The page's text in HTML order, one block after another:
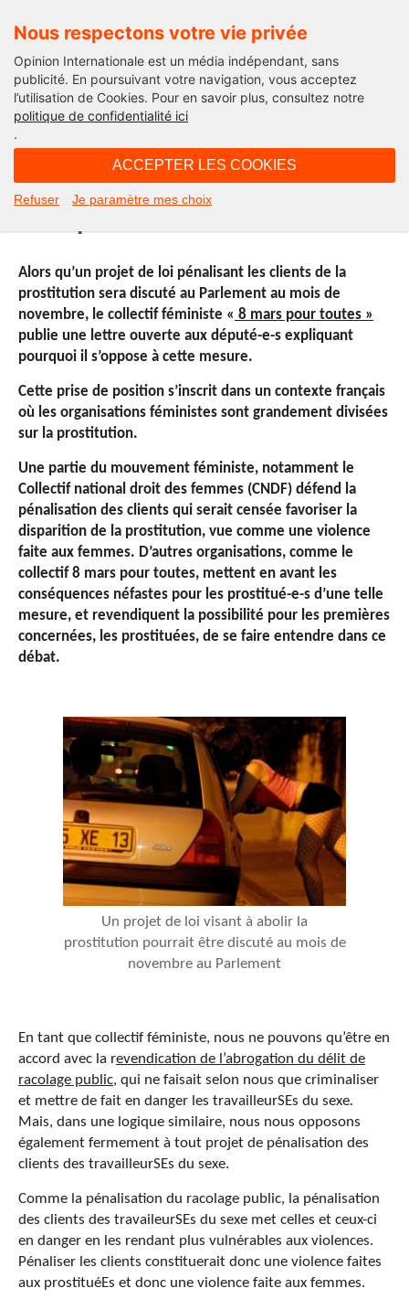
Nous respectons votre vie privée
Opinion Internationale est un média indépendant, sans
publicité. En poursuivant votre navigation, vous acceptez
l’utilisation de Cookies. Pour en savoir plus, consultez notre
politique de confidentialité ici
.
ACCEPTER LES COOKIES
Refuser Je paramètre mes choix
La Citoyenne
Lettre ouverte du Collectif du 8
Alors qu’un projet de loi pénalisant les clients de la
prostitution sera discuté au Parlement au mois de
novembre, le collectif féministe « 8 mars pour toutes »
publie une lettre ouverte aux député-e-s expliquant
pourquoi il s’oppose à cette mesure.
Cette prise de position s’inscrit dans un contexte français
où les organisations féministes sont grandement divisées
sur la prostitution.
Une partie du mouvement féministe, notamment le
Collectif national droit des femmes (CNDF) défend la
pénalisation des clients qui serait censée favoriser la
disparition de la prostitution, vue comme une violence
faite aux femmes. D’autres organisations, comme le
collectif 8 mars pour toutes, mettent en avant les
conséquences néfastes pour les prostitué-e-s d’une telle
mesure, et revendiquent la possibilité pour les premières
concernées, les prostituées, de se faire entendre dans ce
débat.
Un projet de loi visant à abolir la
prostitution pourrait être discuté au mois de
novembre au Parlement
En tant que collectif féministe, nous ne pouvons qu’être en
accord avec la revendication de l’abrogation du délit de
racolage public, qui ne faisait selon nous que criminaliser
et mettre de fait en danger les travailleurSEs du sexe.
Mais, dans une logique similaire, nous nous opposons
également fermement à tout projet de pénalisation des
clients des travailleurSEs du sexe.
Comme la pénalisation du racolage public, la pénalisation
des clients des travaileurSEs du sexe met celles et ceux-ci
en danger en les rendant plus vulnérables aux violences.
Pénaliser les clients constituerait donc une violence faites
aux prostituéEs et donc une violence faite aux femmes.